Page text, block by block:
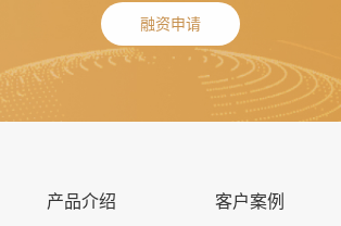
融资申请
产品介绍 客户案例